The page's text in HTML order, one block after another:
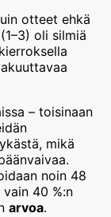
otteet ehkä
oli silmiä
– toisinaan
mikä
noin 48
40 %:n
arvoa.